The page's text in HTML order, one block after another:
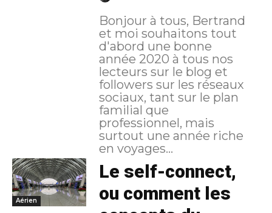
Bonjour à tous, Bertrand
et moi souhaitons tout
d'abord une bonne
année 2020 à tous nos
lecteurs sur le blog et
followers sur les réseaux
sociaux, tant sur le plan
familial que
professionnel, mais
surtout une année riche
en voyages...
Aérien
Le self-connect,
ou comment les